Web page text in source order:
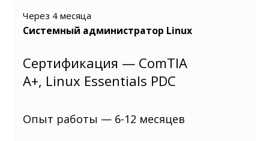
Через 4 месяца
Системный администратор Linux
Сертификация — ComTIA
A+, Linux Essentials PDC
Опыт работы — 6-12 месяцев